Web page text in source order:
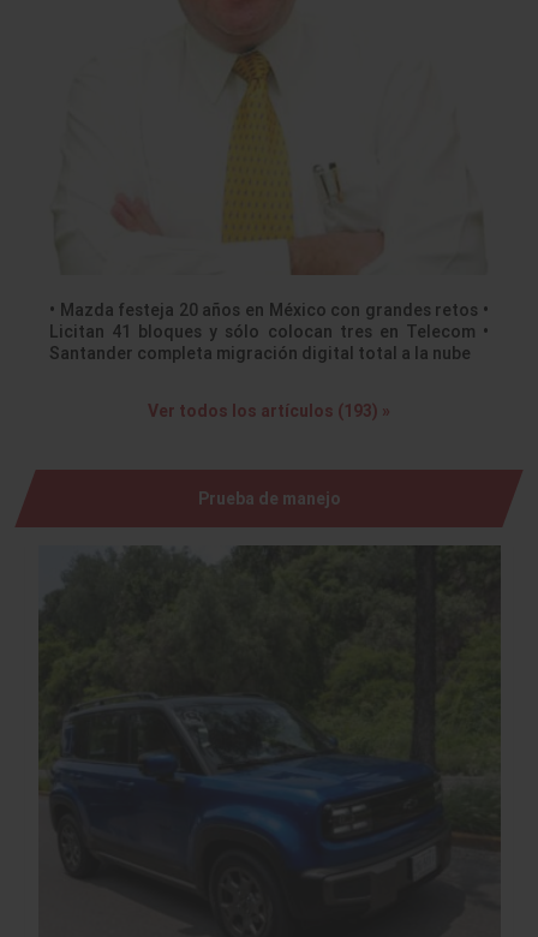
• Mazda festeja 20 años en México con grandes retos •
Licitan 41 bloques y sólo colocan tres en Telecom •
Santander completa migración digital total a la nube
Ver todos los artículos (193) »
Prueba de manejo